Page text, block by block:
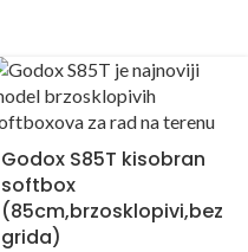
Godox S85T kisobran
softbox
(85cm,brzosklopivi,bez
grida)